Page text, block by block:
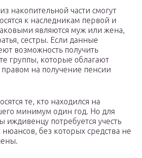
накопительной части смогут
к наследникам первой и
являются муж или жена,
сестры. Если данные
возможность получить
группы, которые облагают
на получение пенсии
те, кто находился на
минимум один год. Но для
иждивенцу потребуется учесть
без которых средства не